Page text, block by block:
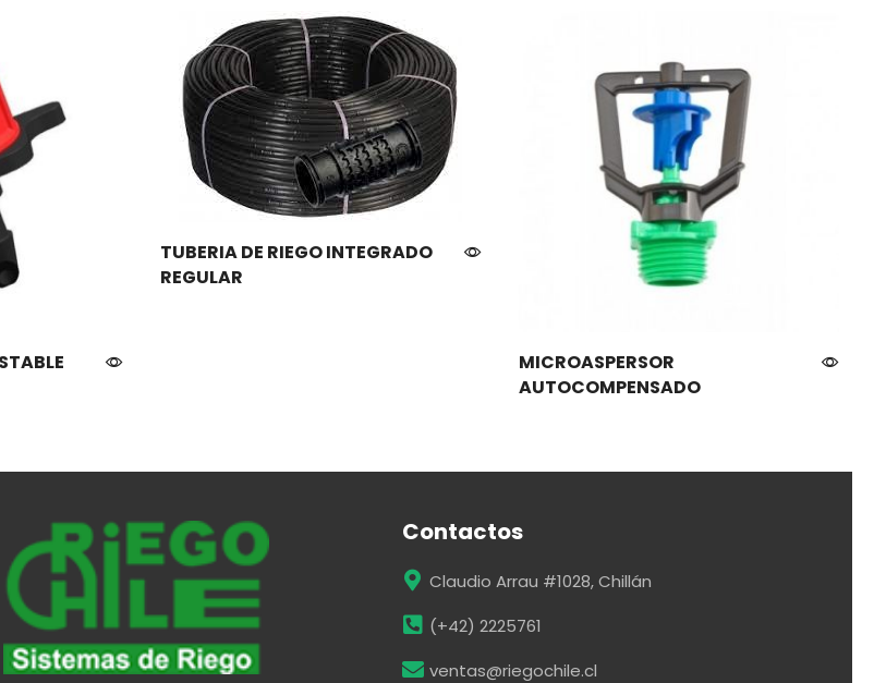
TUBERIA DE RIEGO INTEGRADO
REGULAR
MICROASPERSOR
AUTOCOMPENSADO
Contactos
Claudio Arrau #1028, Chillán
(+42) 2225761
ventas@riegochile.cl